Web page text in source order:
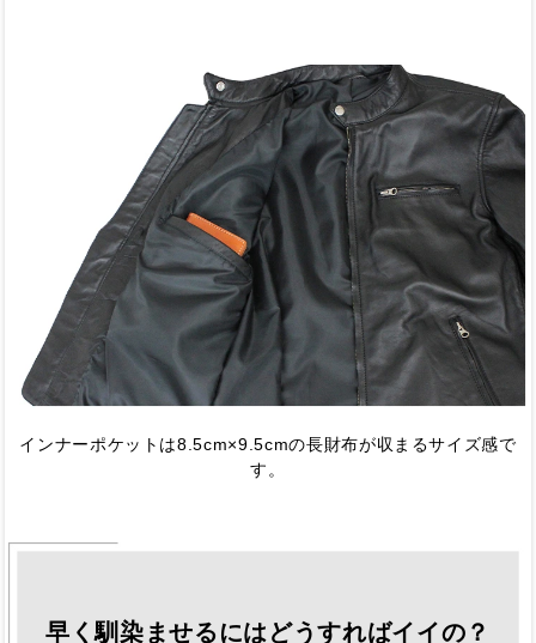
インナーポケットは8.5cm×9.5cmの長財布が収まるサイズ感で
す。
早く馴染ませるにはどうすればイイの？